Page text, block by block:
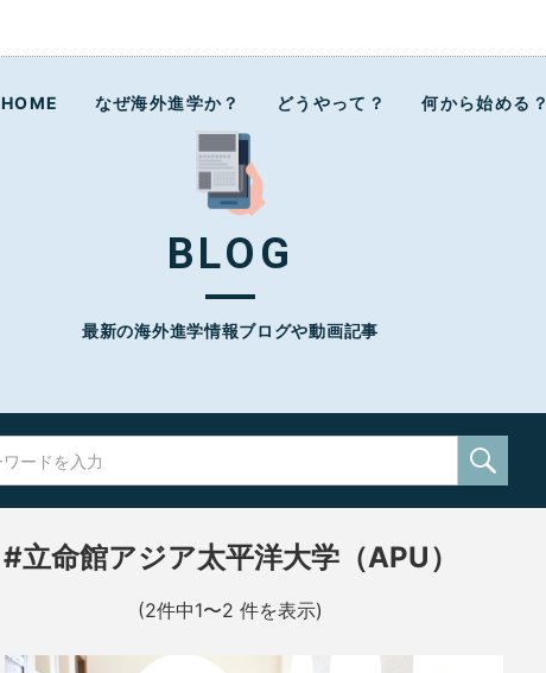
HOME なぜ海外進学か？ どうやって？ 何から始める？
BLOG
最新の海外進学情報ブログや動画記事
#立命館アジア太平洋大学（APU）
(2件中1〜2 件を表示)